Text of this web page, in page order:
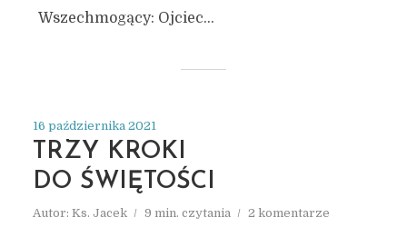
Wszechmogący: Ojciec...
16 października 2021
TRZY KROKI
DO ŚWIĘTOŚCI
Autor: Ks. Jacek 9 min. czytania 2 komentarze